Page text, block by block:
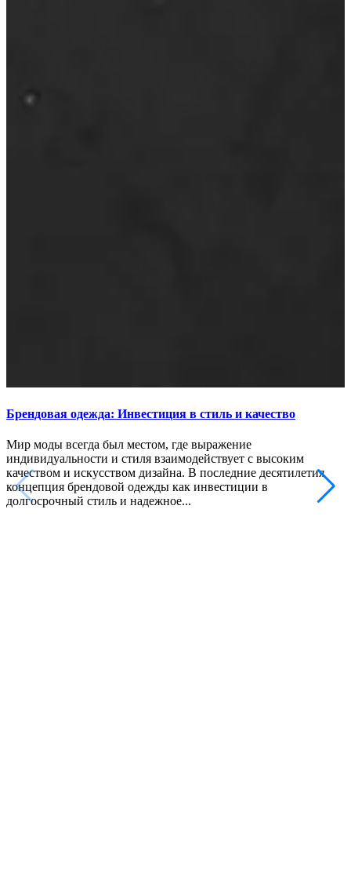
Брендовая одежда: Инвестиция в стиль и качество
Мир моды всегда был местом, где выражение
индивидуальности и стиля взаимодействует с высоким
качеством и искусством дизайна. В последние десятилетия
концепция брендовой одежды как инвестиции в
долгосрочный стиль и надежное...